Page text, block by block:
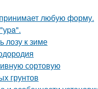
любую форму.
лозу к зиме
сортовую
грунтов